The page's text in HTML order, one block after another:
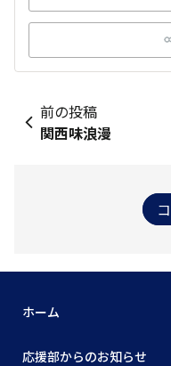
前の投稿
関西味浪漫
ホーム
応援部からのお知らせ